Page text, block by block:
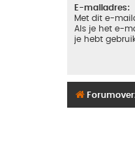
E-mailadres:
Met dit e-
Als je het e-
je hebt